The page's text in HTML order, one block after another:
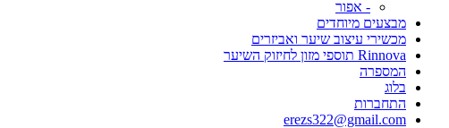
- אפור
מבצעים מיוחדים
מכשירי עיצוב שיער ואביזרים
Rinnova תוספי מזון לחיזוק השיער
המספרה
בלוג
התחברות
erezs322@gmail.com